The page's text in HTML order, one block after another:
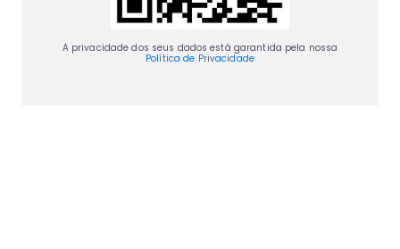
A privacidade dos seus dados está garantida pela nossa
Política de Privacidade